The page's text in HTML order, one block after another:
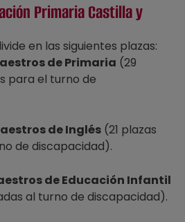
Primaria Castilla y
en las siguientes plazas:
de Primaria (29
para el turno de
de Inglés (21 plazas
de discapacidad).
de Educación Infantil
al turno de discapacidad).